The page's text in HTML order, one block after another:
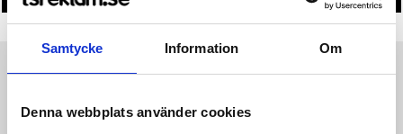
Samtycke Information Om
Denna webbplats använder cookies